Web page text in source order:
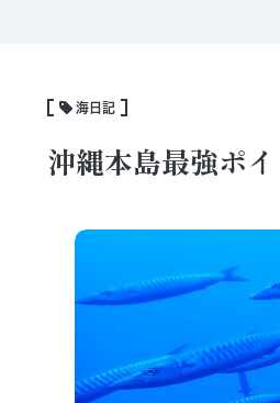
海日記
沖縄本島最強ポ